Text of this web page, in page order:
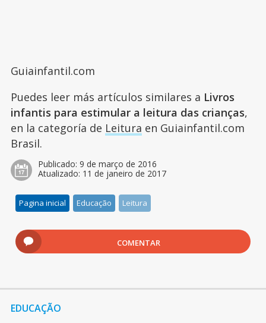
Guiainfantil.com
Puedes leer más artículos similares a Livros
infantis para estimular a leitura das crianças,
en la categoría de Leitura en Guiainfantil.com
Brasil.
Publicado: 9 de março de 2016
Atualizado: 11 de janeiro de 2017
Pagina inicial Educação Leitura
COMENTAR
EDUCAÇÃO